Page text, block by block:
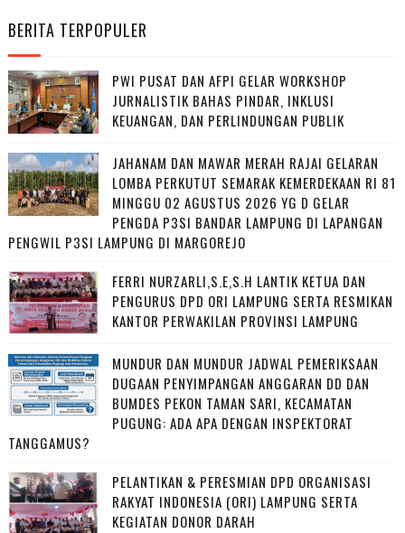
BERITA TERPOPULER
PWI PUSAT DAN AFPI GELAR WORKSHOP
JURNALISTIK BAHAS PINDAR, INKLUSI
KEUANGAN, DAN PERLINDUNGAN PUBLIK
JAHANAM DAN MAWAR MERAH RAJAI GELARAN
LOMBA PERKUTUT SEMARAK KEMERDEKAAN RI 81
MINGGU 02 AGUSTUS 2026 YG D GELAR
PENGDA P3SI BANDAR LAMPUNG DI LAPANGAN
PENGWIL P3SI LAMPUNG DI MARGOREJO
FERRI NURZARLI,S.E,S.H LANTIK KETUA DAN
PENGURUS DPD ORI LAMPUNG SERTA RESMIKAN
KANTOR PERWAKILAN PROVINSI LAMPUNG
MUNDUR DAN MUNDUR JADWAL PEMERIKSAAN
DUGAAN PENYIMPANGAN ANGGARAN DD DAN
BUMDES PEKON TAMAN SARI, KECAMATAN
PUGUNG: ADA APA DENGAN INSPEKTORAT
TANGGAMUS?
PELANTIKAN & PERESMIAN DPD ORGANISASI
RAKYAT INDONESIA (ORI) LAMPUNG SERTA
KEGIATAN DONOR DARAH